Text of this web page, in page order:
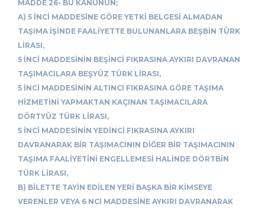
MADDE 26- BU KANUNUN;
A) 5 İNCİ MADDESİNE GÖRE YETKİ BELGESİ ALMADAN
TAŞIMA İŞİNDE FAALİYETTE BULUNANLARA BEŞBİN TÜRK
LİRASI,
5 İNCİ MADDESİNİN BEŞİNCİ FIKRASINA AYKIRI DAVRANAN
TAŞIMACILARA BEŞYÜZ TÜRK LİRASI,
5 İNCİ MADDESİNİN ALTINCI FIKRASINA GÖRE TAŞIMA
HİZMETİNİ YAPMAKTAN KAÇINAN TAŞIMACILARA
DÖRTYÜZ TÜRK LİRASI,
5 İNCİ MADDESİNİN YEDİNCİ FIKRASINA AYKIRI
DAVRANARAK BİR TAŞIMACININ DİĞER BİR TAŞIMACININ
TAŞIMA FAALİYETİNİ ENGELLEMESİ HALİNDE DÖRTBİN
TÜRK LİRASI,
B) BİLETTE TAYİN EDİLEN YERİ BAŞKA BİR KİMSEYE
VERENLER VEYA 6 NCI MADDESİNE AYKIRI DAVRANARAK